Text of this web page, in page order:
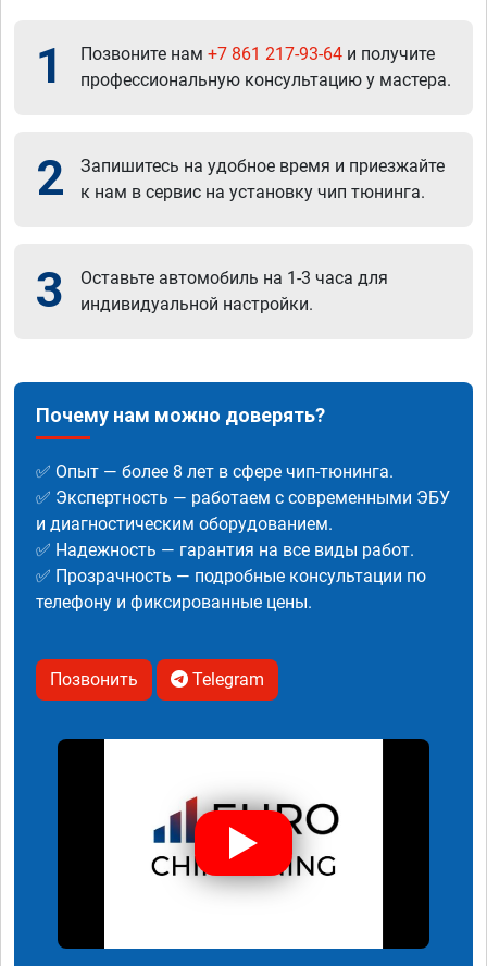
1 Позвоните нам +7 861 217-93-64 и получите
профессиональную консультацию у мастера.
2
Запишитесь на удобное время и приезжайте
к нам в сервис на установку чип тюнинга.
3
Оставьте автомобиль на 1-3 часа для
индивидуальной настройки.
Почему нам можно доверять?
✅ Опыт — более 8 лет в сфере чип-тюнинга.
✅ Экспертность — работаем с современными ЭБУ
и диагностическим оборудованием.
✅ Надежность — гарантия на все виды работ.
✅ Прозрачность — подробные консультации по
телефону и фиксированные цены.
Позвонить Telegram